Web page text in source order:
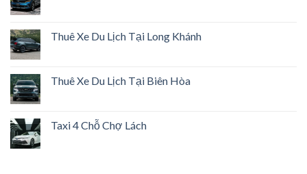
Thuê Xe Du Lịch Tại Long Khánh
Thuê Xe Du Lịch Tại Biên Hòa
Taxi 4 Chỗ Chợ Lách